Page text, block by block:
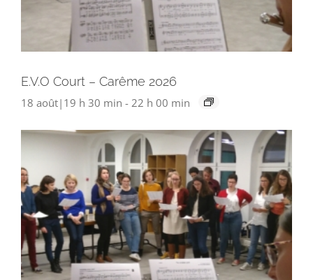
E.V.O Court – Carême 2026
18 août|19 h 30 min - 22 h 00 min